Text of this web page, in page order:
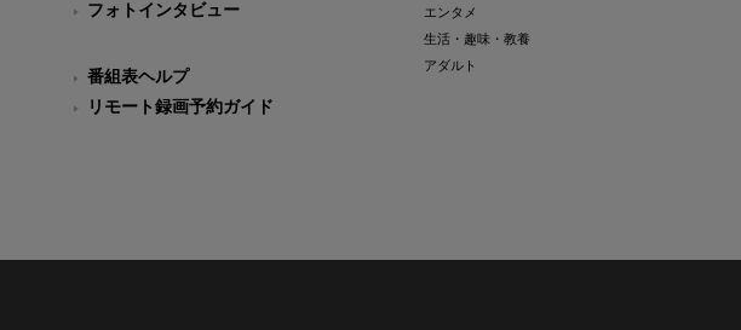
フォトインタビュー
番組表ヘルプ
リモート録画予約ガイド
エンタメ
生活・趣味・教養
アダルト